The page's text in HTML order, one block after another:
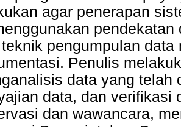
agar penerapan
pengumpulan
Penulis
data yang telah
data, dan verifikasi
dan wawancara,